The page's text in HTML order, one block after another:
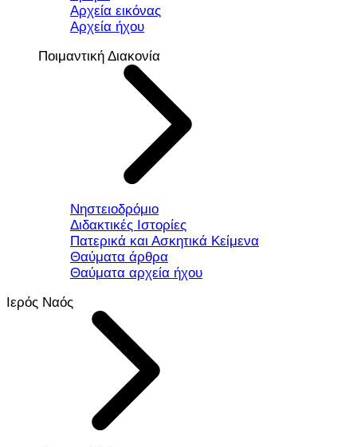
Αρχεία εικόνας
Αρχεία ήχου
Ποιμαντική Διακονία
Νηστειοδρόμιο
Διδακτικές Ιστορίες
Πατερικά και Ασκητικά Κείμενα
Θαύματα άρθρα
Θαύματα αρχεία ήχου
Ιερός Ναός